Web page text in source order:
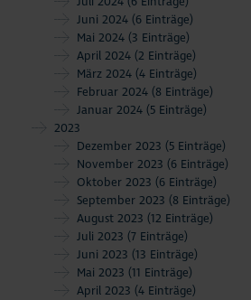
Juni 2024 (6 Einträge)
Mai 2024 (3 Einträge)
April 2024 (2 Einträge)
März 2024 (4 Einträge)
Februar 2024 (8 Einträge)
Januar 2024 (5 Einträge)
2023
Dezember 2023 (5 Einträge)
November 2023 (6 Einträge)
Oktober 2023 (6 Einträge)
September 2023 (8 Einträge)
August 2023 (12 Einträge)
Juli 2023 (7 Einträge)
Juni 2023 (13 Einträge)
Mai 2023 (11 Einträge)
April 2023 (4 Einträge)